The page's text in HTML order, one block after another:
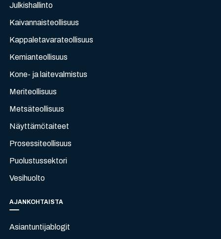
Julkishallinto
Kaivannaisteollisuus
Kappaletavarateollisuus
Kemianteollisuus
Kone- ja laitevalmistus
Meriteollisuus
Metsäteollisuus
Näyttämötaiteet
Prosessiteollisuus
Puolustussektori
Vesihuolto
AJANKOHTAISTA
Asiantuntijablogit